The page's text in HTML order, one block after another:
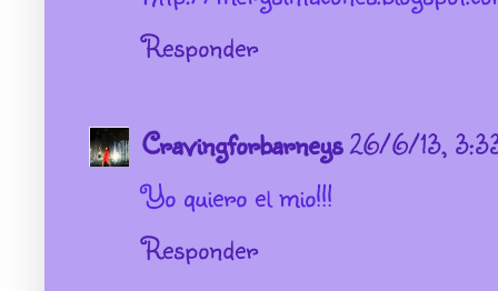
Responder
Cravingforbarneys26/6/13,
Yo quiero el mio!!!
Responder